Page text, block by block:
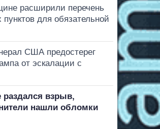
расширили перечень
пунктов для обязательной
США предостерег
от эскалации с
взрыв,
нашли обломки